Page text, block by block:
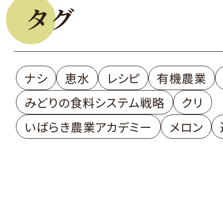
タグ
ナシ 恵水 レシピ
有機農業
みどりの食料システム戦略
クリ
いばらき農業アカデミー
メロン